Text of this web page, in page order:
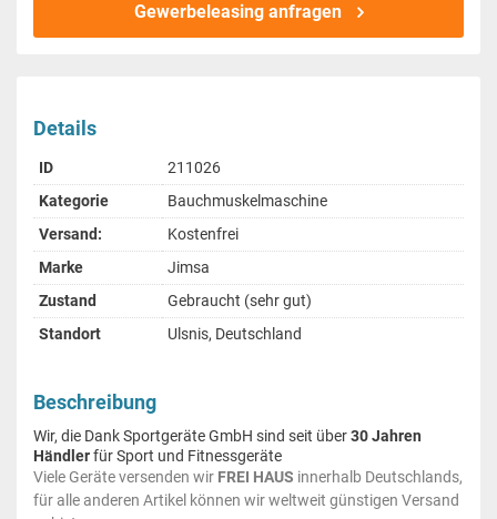
Gewerbeleasing anfragen
Details
ID
211026
Kategorie
Bauchmuskelmaschine
Versand:
Kostenfrei
Marke
Jimsa
Zustand
Gebraucht (sehr gut)
Standort
Ulsnis, Deutschland
Beschreibung
Wir, die Dank Sportgeräte GmbH sind seit über30 Jahren
Händlerfür Sport und Fitnessgeräte
Viele Geräte versenden wir FREI HAUS innerhalb Deutschlands,
für alle anderen Artikel können wir weltweit günstigen Versand